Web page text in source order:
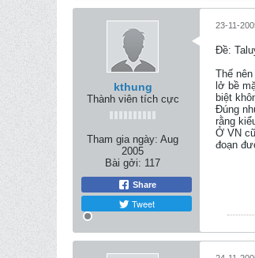
kthung
Thành viên tích cực
Tham gia ngày: Aug
2005
Bài gởi: 117
Share
Tweet
23-11-
Ðề:
Thế
lở bề
biệt
Đúng
rằng
Ở VN
đoạn